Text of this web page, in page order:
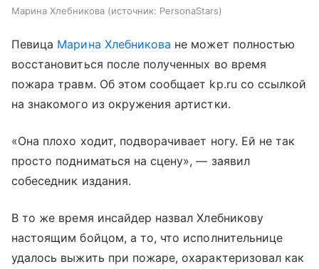
Марина Хлебникова источник: PersonaStars
Певица Марина Хлебникова не может полностью
восстановиться после полученных во время
пожара травм. Об этом сообщает kp.ru со ссылкой
на знакомого из окружения артистки.
«Она плохо ходит, подворачивает ногу. Ей не так
просто подниматься на сцену», — заявил
собеседник издания.
В то же время инсайдер назвал Хлебникову
настоящим бойцом, а то, что исполнительнице
удалось выжить при пожаре, охарактеризовал как